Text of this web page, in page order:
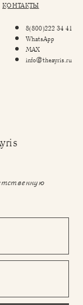
КОНТАКТЫ
8(800)222 34 41
WhatsApp
MAX
info@theayris.ru